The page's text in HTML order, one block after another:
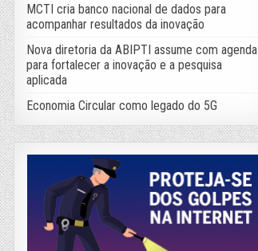
MCTI cria banco nacional de dados para
acompanhar resultados da inovação
Nova diretoria da ABIPTI assume com agenda
para fortalecer a inovação e a pesquisa
aplicada
Economia Circular como legado do 5G